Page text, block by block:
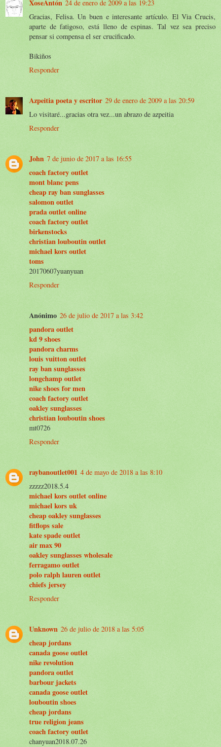
XoseAntón 24 de enero de 2009 a las 19:23
Gracias, Felisa. Un buen e interesante artículo. El Via Crucis,
aparte de fatigoso, está lleno de espinas. Tal vez sea preciso
pensar si compensa el ser crucificado.
Bikiños
Responder
Azpeitia poeta y escritor 29 de enero de 2009 a las 20:59
Lo visitaré...gracias otra vez...un abrazo de azpeitia
Responder
John 7 de junio de 2017 a las 16:55
coach factory outlet
mont blanc pens
cheap ray ban sunglasses
salomon outlet
prada outlet online
coach factory outlet
birkenstocks
christian louboutin outlet
michael kors outlet
toms
20170607yuanyuan
Responder
Anónimo 26 de julio de 2017 a las 3:42
pandora outlet
kd 9 shoes
pandora charms
louis vuitton outlet
ray ban sunglasses
longchamp outlet
nike shoes for men
coach factory outlet
oakley sunglasses
christian louboutin shoes
mt0726
Responder
raybanoutlet001 4 de mayo de 2018 a las 8:10
zzzzz2018.5.4
michael kors outlet online
michael kors uk
cheap oakley sunglasses
fitflops sale
kate spade outlet
air max 90
oakley sunglasses wholesale
ferragamo outlet
polo ralph lauren outlet
chiefs jersey
Responder
Unknown 26 de julio de 2018 a las 5:05
cheap jordans
canada goose outlet
nike revolution
pandora outlet
barbour jackets
canada goose outlet
louboutin shoes
cheap jordans
true religion jeans
coach factory outlet
chanyuan2018.07.26